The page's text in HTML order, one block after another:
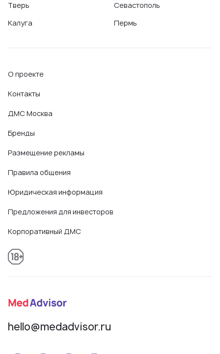
Тверь
Калуга
Севастополь
Пермь
О проекте
Контакты
ДМС Москва
Бренды
Размещение рекламы
Правила общения
Юридическая информация
Предложения для инвесторов
Корпоративный ДМС
hello@medadvisor.ru